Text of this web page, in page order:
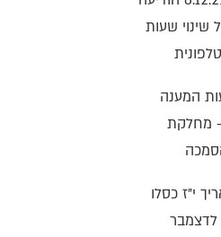
שינוי שעות
המענה
מחלקת
י"ז כסלו
תשפ"ג 11 לדצמבר